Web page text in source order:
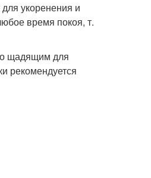
укоренения и
время покоя, т.
щадящим для
рекомендуется